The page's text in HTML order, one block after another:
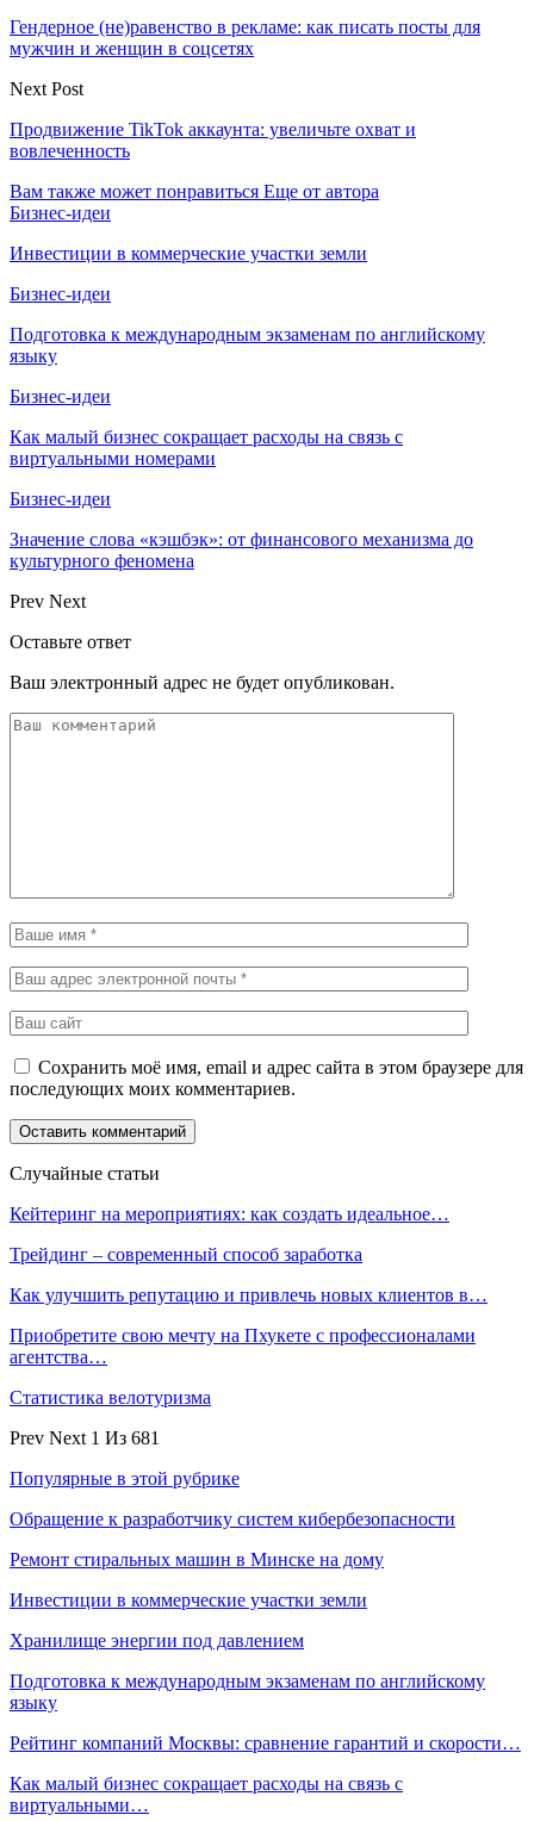
Гендерное (не)равенство в рекламе: как писать посты для
мужчин и женщин в соцсетях
Next Post
Продвижение TikTok аккаунта: увеличьте охват и
вовлеченность
Вам также может понравиться Еще от автора
Бизнес-идеи
Инвестиции в коммерческие участки земли
Бизнес-идеи
Подготовка к международным экзаменам по английскому
языку
Бизнес-идеи
Как малый бизнес сокращает расходы на связь с
виртуальными номерами
Бизнес-идеи
Значение слова «кэшбэк»: от финансового механизма до
культурного феномена
Prev Next
Оставьте ответ
Ваш электронный адрес не будет опубликован.
Сохранить моё имя, email и адрес сайта в этом браузере для
последующих моих комментариев.
Случайные статьи
Кейтеринг на мероприятиях: как создать идеальное…
Трейдинг – современный способ заработка
Как улучшить репутацию и привлечь новых клиентов в…
Приобретите свою мечту на Пхукете с профессионалами
агентства…
Статистика велотуризма
Prev Next 1 Из 681
Популярные в этой рубрике
Обращение к разработчику систем кибербезопасности
Ремонт стиральных машин в Минске на дому
Инвестиции в коммерческие участки земли
Хранилище энергии под давлением
Подготовка к международным экзаменам по английскому
языку
Рейтинг компаний Москвы: сравнение гарантий и скорости…
Как малый бизнес сокращает расходы на связь с
виртуальными…